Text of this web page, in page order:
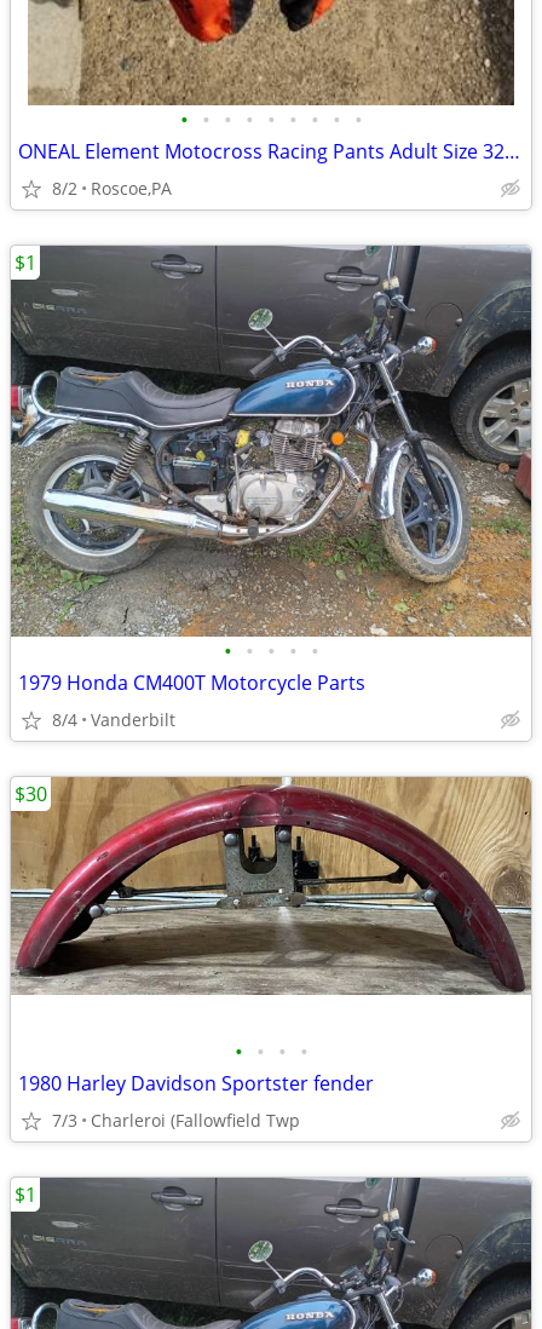
• • • • • • • • •
ONEAL Element Motocross Racing Pants Adult Size 32. SEE MAP
8/2 Roscoe,PA
• • • • •
1979 Honda CM400T Motorcycle Parts
8/4 Vanderbilt
$1
• • • •
1980 Harley Davidson Sportster fender
7/3 Charleroi (Fallowfield Twp
$30
$1